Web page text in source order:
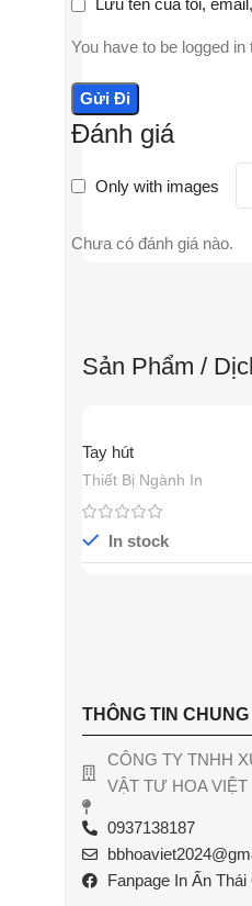
Đánh giá
Only with images
Chưa có đánh giá nào.
Lưu tên của tôi,
You have to be logged
Sản Phẩm /
Tay hút
Thiết Bị Ngành In
In stock
THÔNG TIN CHUNG
CÔNG TY TNHH
VẬT TƯ HOA VIỆT
0937138187
Fanpage In Ấn Thái